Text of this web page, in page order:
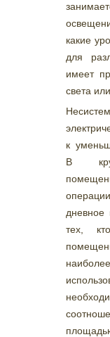
какие
для
имеет
света
к
В
дневное
тех,